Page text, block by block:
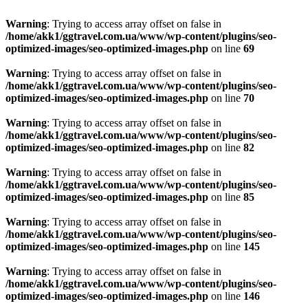
Warning: Trying to access array offset on false in
/home/akk1/ggtravel.com.ua/www/wp-content/plugins/seo-
optimized-images/seo-optimized-images.php on line 69
Warning: Trying to access array offset on false in
/home/akk1/ggtravel.com.ua/www/wp-content/plugins/seo-
optimized-images/seo-optimized-images.php on line 70
Warning: Trying to access array offset on false in
/home/akk1/ggtravel.com.ua/www/wp-content/plugins/seo-
optimized-images/seo-optimized-images.php on line 82
Warning: Trying to access array offset on false in
/home/akk1/ggtravel.com.ua/www/wp-content/plugins/seo-
optimized-images/seo-optimized-images.php on line 85
Warning: Trying to access array offset on false in
/home/akk1/ggtravel.com.ua/www/wp-content/plugins/seo-
optimized-images/seo-optimized-images.php on line 145
Warning: Trying to access array offset on false in
/home/akk1/ggtravel.com.ua/www/wp-content/plugins/seo-
optimized-images/seo-optimized-images.php on line 146